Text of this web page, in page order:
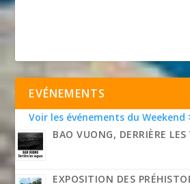
EVÉNEMENTS
Voir les événements du Weekend
BAO VUONG, DERRIÈRE LES
EXPOSITION DES